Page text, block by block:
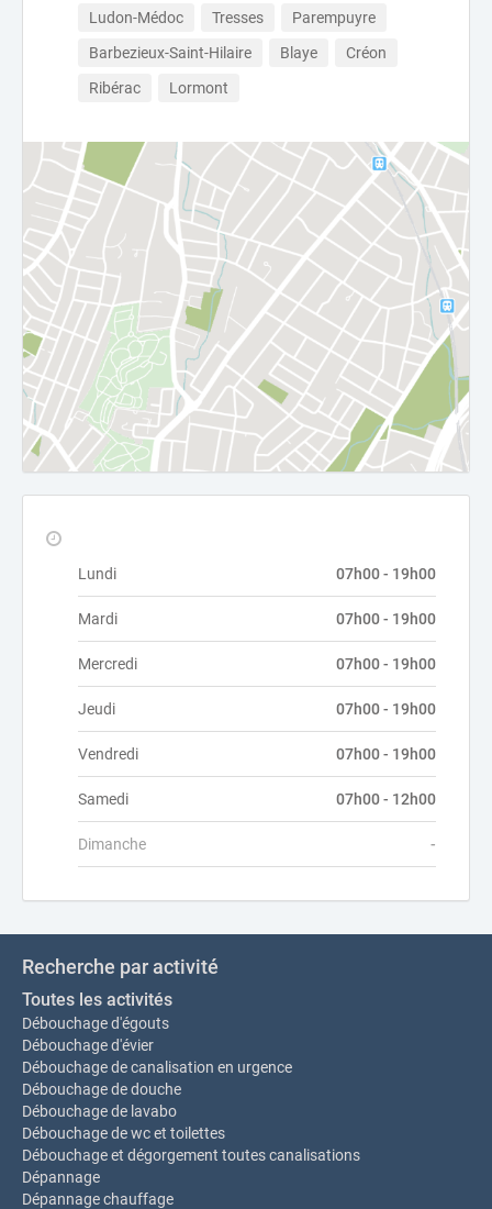
Ludon-Médoc Tresses
Parempuyre
Barbezieux-Saint-Hilaire
Blaye
Créon
Ribérac
Lormont
Lundi 07h00 - 19h00
Mardi 07h00 - 19h00
Mercredi 07h00 - 19h00
Jeudi 07h00 - 19h00
Vendredi 07h00 - 19h00
Samedi 07h00 - 12h00
Dimanche -
Recherche par activité
Toutes les activités
Débouchage d'égouts
Débouchage d'évier
Débouchage de canalisation en urgence
Débouchage de douche
Débouchage de lavabo
Débouchage de wc et toilettes
Débouchage et dégorgement toutes canalisations
Dépannage
Dépannage chauffage